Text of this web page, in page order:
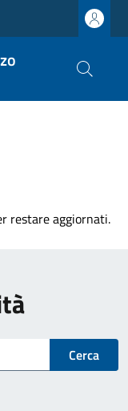
restare aggiornati.
Cerca